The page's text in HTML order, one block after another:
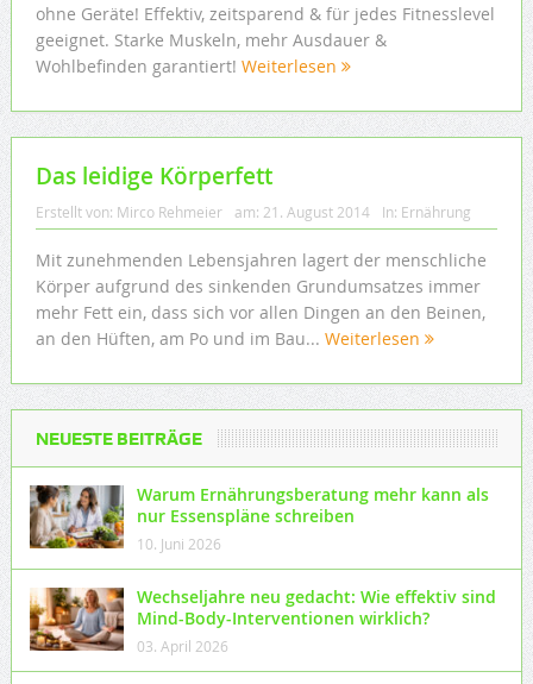
ohne Geräte! Effektiv, zeitsparend & für jedes Fitnesslevel
geeignet. Starke Muskeln, mehr Ausdauer &
Wohlbefinden garantiert! Weiterlesen
Das leidige Körperfett
Erstellt von: Mirco Rehmeier am: 21. August 2014 In: Ernährung
Mit zunehmenden Lebensjahren lagert der menschliche
Körper aufgrund des sinkenden Grundumsatzes immer
mehr Fett ein, dass sich vor allen Dingen an den Beinen,
an den Hüften, am Po und im Bau... Weiterlesen
NEUESTE BEITRÄGE
Warum Ernährungsberatung mehr kann als
nur Essenspläne schreiben
10. Juni 2026
Wechseljahre neu gedacht: Wie effektiv sind
Mind-Body-Interventionen wirklich?
03. April 2026